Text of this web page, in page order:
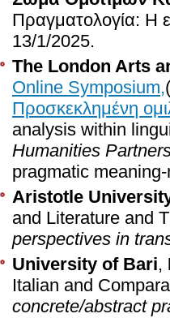
Πραγματολογία: Η
13/1/2025.
The London Arts
Online Symposium,
Προσκεκλημένη
analysis within
Humanities
pragmatic
Aristotle
and Literature and
perspectives in
University of Bari,
Italian and
concrete/abstract